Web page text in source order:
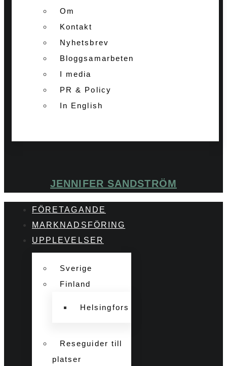
Om
Kontakt
Nyhetsbrev
Bloggsamarbeten
I media
PR & Policy
In English
JENNIFER SANDSTRÖM
FÖRETAGANDE
MARKNADSFÖRING
UPPLEVELSER
Sverige
Finland
Helsingfors
Reseguider till
platser